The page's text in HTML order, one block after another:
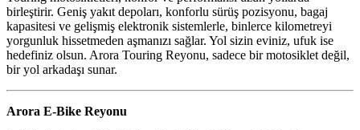
birleştirir. Geniş yakıt depoları, konforlu sürüş pozisyonu, bagaj
kapasitesi ve gelişmiş elektronik sistemlerle, binlerce kilometreyi
yorgunluk hissetmeden aşmanızı sağlar. Yol sizin eviniz, ufuk ise
hedefiniz olsun. Arora Touring Reyonu, sadece bir motosiklet değil,
bir yol arkadaşı sunar.
Arora E-Bike Reyonu